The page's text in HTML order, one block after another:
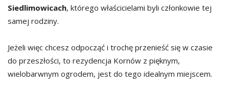
Siedlimowicach, którego właścicielami byli członkowie tej
samej rodziny.
Jeżeli więc chcesz odpocząć i trochę przenieść się w czasie
do przeszłości, to rezydencja Kornów z pięknym,
wielobarwnym ogrodem, jest do tego idealnym miejscem.